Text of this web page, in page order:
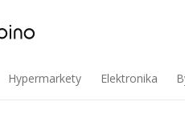
Hypermarkety Elektronika